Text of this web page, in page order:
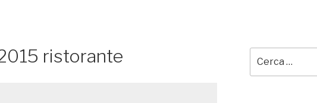
ristorante